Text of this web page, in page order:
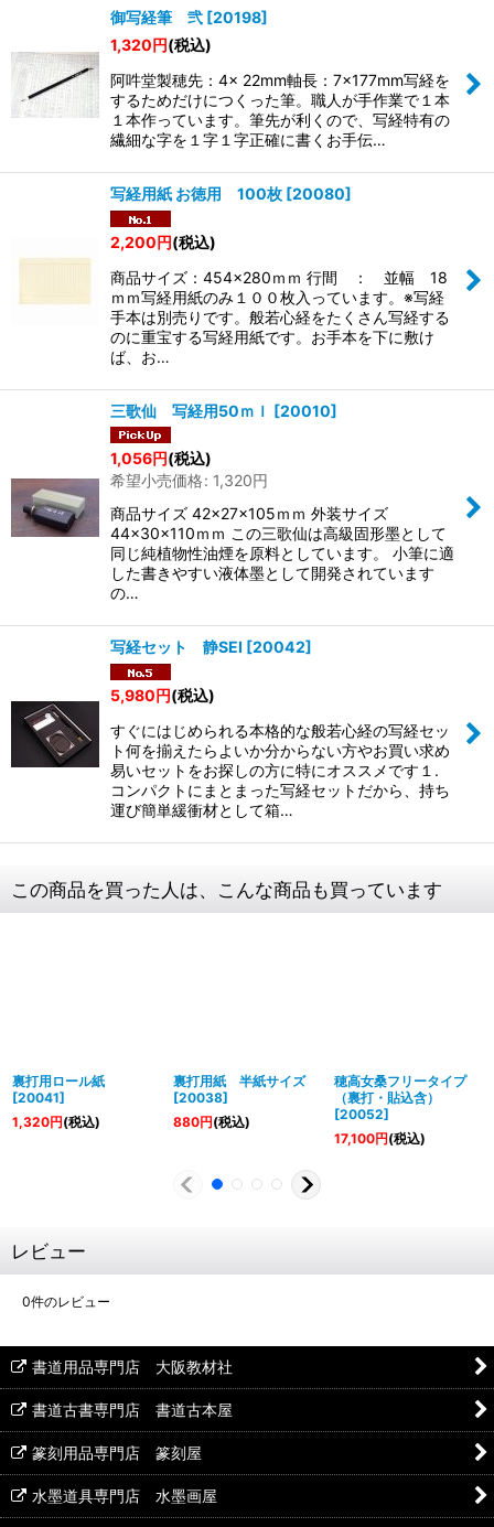
御写経筆 弐 [20198]
1,320円(税込)
阿吽堂製穂先：4× 22mm軸長：7×177mm写経を
するためだけにつくった筆。職人が手作業で１本
１本作っています。筆先が利くので、写経特有の
繊細な字を１字１字正確に書くお手伝…
写経用紙 お徳用 100枚 [20080]
2,200円(税込)
商品サイズ：454×280ｍｍ 行間 ： 並幅 18
ｍｍ写経用紙のみ１００枚入っています。※写経
手本は別売りです。般若心経をたくさん写経する
のに重宝する写経用紙です。お手本を下に敷け
ば、お…
三歌仙 写経用50ｍｌ [20010]
1,056円(税込)
希望小売価格: 1,320円
商品サイズ 42×27×105ｍｍ 外装サイズ
44×30×110ｍｍ この三歌仙は高級固形墨として
同じ純植物性油煙を原料としています。 小筆に適
した書きやすい液体墨として開発されています
の…
写経セット 静SEI [20042]
5,980円(税込)
すぐにはじめられる本格的な般若心経の写経セッ
ト何を揃えたらよいか分からない方やお買い求め
易いセットをお探しの方に特にオススメです１.
コンパクトにまとまった写経セットだから、持ち
運び簡単緩衝材として箱…
この商品を買った人は、こんな商品も買っています
裏打用ロール紙
[20041]
1,320円(税込)
裏打用紙 半紙サイズ
[20038]
880円(税込)
穂高女桑フリータイプ
（裏打・貼込含）
[20052]
17,100円(税込)
レビュー
0件のレビュー
書道用品専門店 大阪教材社
書道古書専門店 書道古本屋
篆刻用品専門店 篆刻屋
水墨道具専門店 水墨画屋